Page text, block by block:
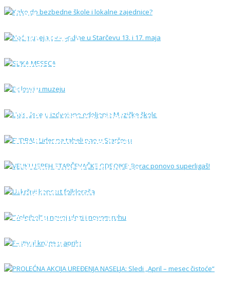
maja
SLIKA MESECA
Dolovci u muzeju
škole
FUDBAL: Lider na tabeli pao u Starčevu
Borac ponovo superligaš!
Uskršnji koncert folkloraša
“Volejbol“ u novoj ulozi i novom ruhu
Festival knjige u aprilu
Sledi „April – mesec čistoće“